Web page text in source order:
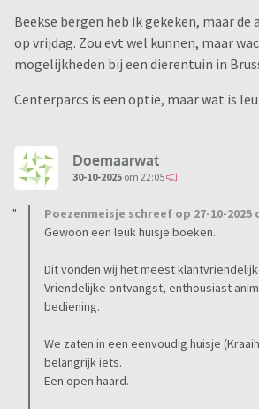
Beekse bergen heb ik gekeken, maar
op vrijdag. Zou evt wel kunnen, maar
mogelijkheden bij een dierentuin in
Centerparcs is een optie, maar wat is
Doemaarwat
30-10-2025 om 22:05
Poezenmeisje schreef op 27-10-2025
Gewoon een leuk huisje boeken.
Dit vonden wij het meest
Vriendelijke ontvangst, enthousiast
bediening.
We zaten in een eenvoudig huisje
belangrijk iets.
Een open haard.